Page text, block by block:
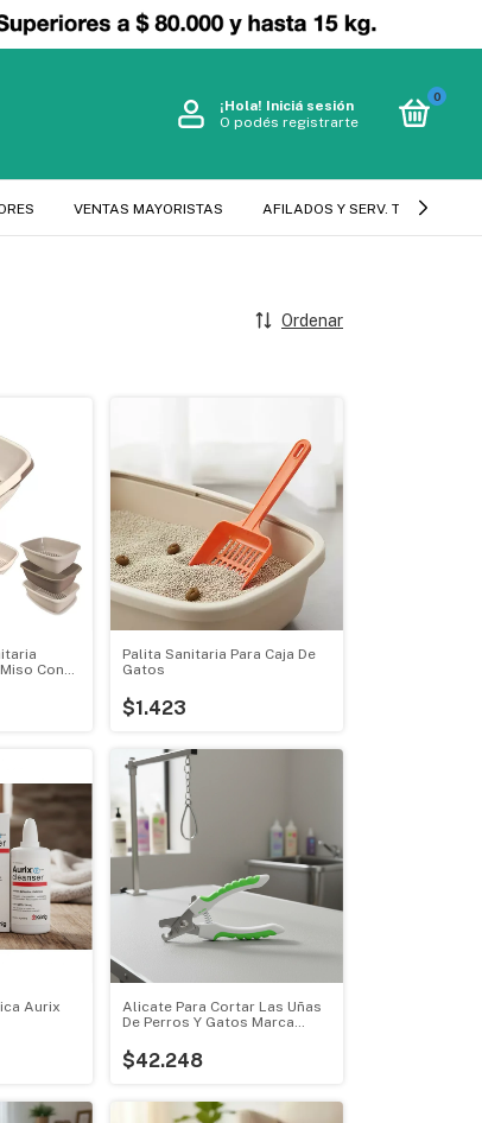
¡Hola! Iniciá sesión
O podés registrarte
0
VENTAS MAYORISTAS AFILADOS Y SERV. TECNICO
Ordenar
Con
Palita Sanitaria Para Caja De
Gatos
$1.423
Aurix
Alicate Para Cortar Las Uñas
De Perros Y Gatos Marca
$42.248